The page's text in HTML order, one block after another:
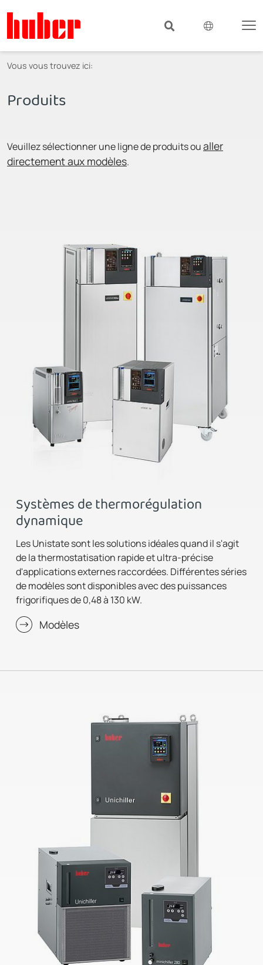
Vous vous trouvez ici:
Produits
Veuillez sélectionner une ligne de produits oualler
directement aux modèles.
Systèmes de thermorégulation
dynamique
Les Unistate sont les solutions idéales quand il s'agit
de la thermostatisation rapide et ultra-précise
d'applications externes raccordées. Différentes séries
de modèles sont disponibles avec des puissances
frigorifiques de 0,48 à 130 kW.
Modèles